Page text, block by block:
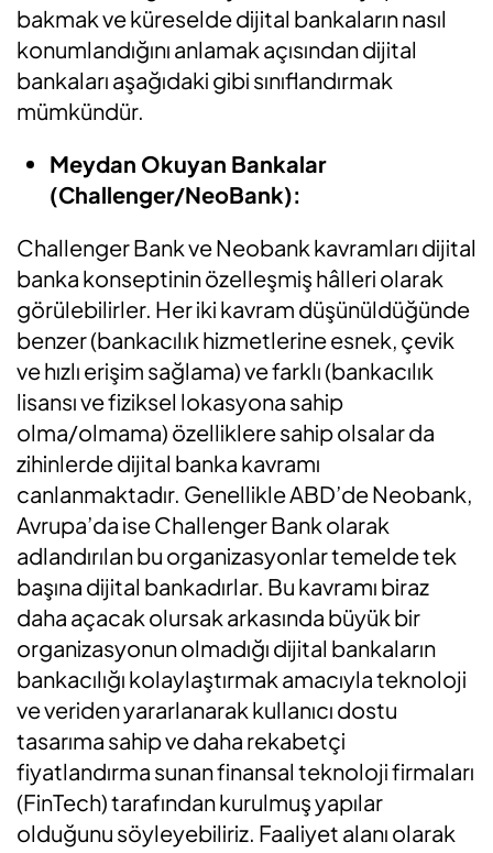
bakmak ve küreselde dijital bankaların nasıl
konumlandığını anlamak açısından dijital
bankaları aşağıdaki gibi sınıflandırmak
mümkündür.
Meydan Okuyan Bankalar
(Challenger/NeoBank):
Challenger Bank ve Neobank kavramları dijital
banka konseptinin özelleşmiş hâlleri olarak
görülebilirler. Her iki kavram düşünüldüğünde
benzer (bankacılık hizmetlerine esnek, çevik
ve hızlı erişim sağlama) ve farklı (bankacılık
lisansı ve fiziksel lokasyona sahip
olma/olmama) özelliklere sahip olsalar da
zihinlerde dijital banka kavramı
canlanmaktadır. Genellikle ABD’de Neobank,
Avrupa’da ise Challenger Bank olarak
adlandırılan bu organizasyonlar temelde tek
başına dijital bankadırlar. Bu kavramı biraz
daha açacak olursak arkasında büyük bir
organizasyonun olmadığı dijital bankaların
bankacılığı kolaylaştırmak amacıyla teknoloji
ve veriden yararlanarak kullanıcı dostu
tasarıma sahip ve daha rekabetçi
fiyatlandırma sunan finansal teknoloji firmaları
(FinTech) tarafından kurulmuş yapılar
olduğunu söyleyebiliriz. Faaliyet alanı olarak